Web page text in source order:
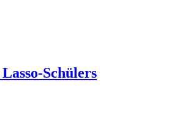
Schülers